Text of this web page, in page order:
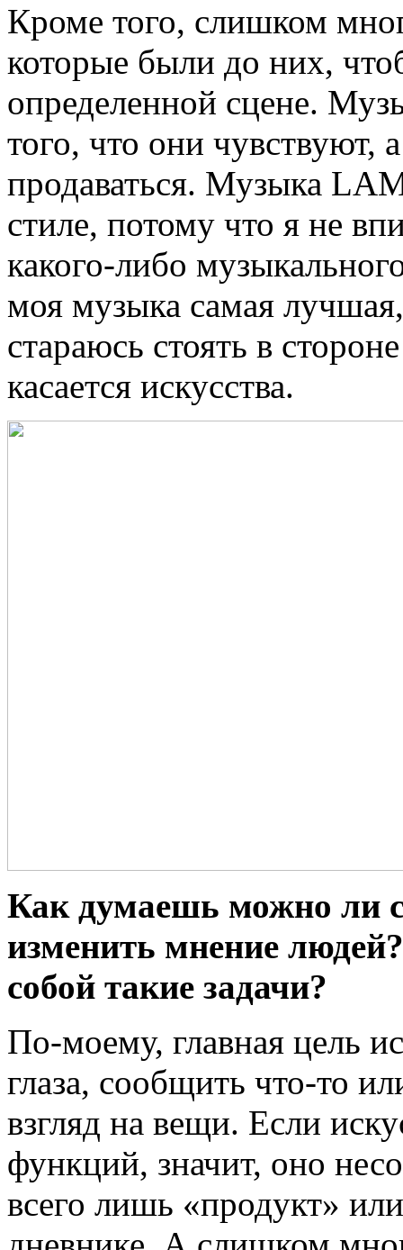
Кроме того, слишком
которые были до них,
определенной сцене.
того, что они чувствуют,
продаваться. Музыка
стиле, потому что я не
какого-либо
моя музыка самая
стараюсь стоять в
касается искусства.
Как думаешь можно ли
изменить мнение
собой такие задачи?
По-моему, главная цель
глаза, сообщить что-то
взгляд на вещи. Если
функций, значит, оно
всего лишь «продукт»